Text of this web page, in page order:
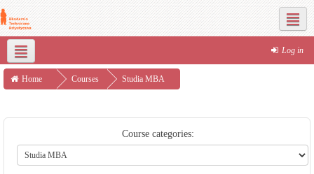
Log in
English ‎(en)‎ Dla Studenta
Home Courses Studia MBA
Course categories: